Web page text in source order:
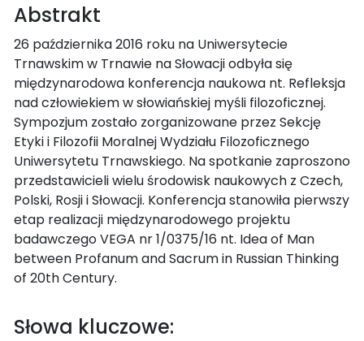
Abstrakt
26 października 2016 roku na Uniwersytecie
Trnawskim w Trnawie na Słowacji odbyła się
międzynarodowa konferencja naukowa nt. Refleksja
nad człowiekiem w słowiańskiej myśli filozoficznej.
Sympozjum zostało zorganizowane przez Sekcję
Etyki i Filozofii Moralnej Wydziału Filozoficznego
Uniwersytetu Trnawskiego. Na spotkanie zaproszono
przedstawicieli wielu środowisk naukowych z Czech,
Polski, Rosji i Słowacji. Konferencja stanowiła pierwszy
etap realizacji międzynarodowego projektu
badawczego VEGA nr 1/0375/16 nt. Idea of Man
between Profanum and Sacrum in Russian Thinking
of 20th Century.
Słowa kluczowe: